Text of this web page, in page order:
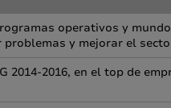
operativos y
y mejorar el
2016, en el top de